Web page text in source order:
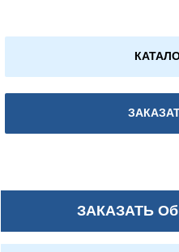
ЗАКАЗАТЬ